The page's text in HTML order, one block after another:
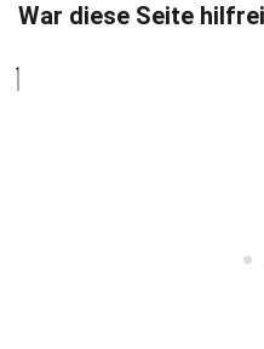
War diese Seite